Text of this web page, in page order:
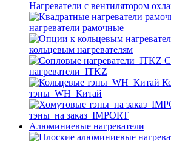
Нагреватели с вентилятором
нагреватели рамочные
кольцевым нагревателям
нагреватели_ITKZ
тэны_WH_Китай
тэны_на заказ_IMPORT
Алюминиевые нагреватели